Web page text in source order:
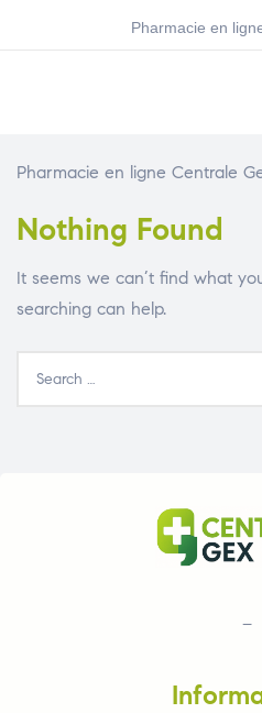
Pharmacie en
Pharmacie en ligne Centrale
Nothing Found
It seems we can’t find what
searching can help.
–